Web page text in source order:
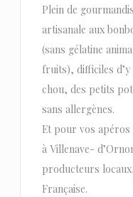
Plein de
artisanale aux
(sans gélatine
fruits), difficiles
chou, des petits
sans allergènes.
Et pour vos apéros
à Villenave-
producteurs
Française.